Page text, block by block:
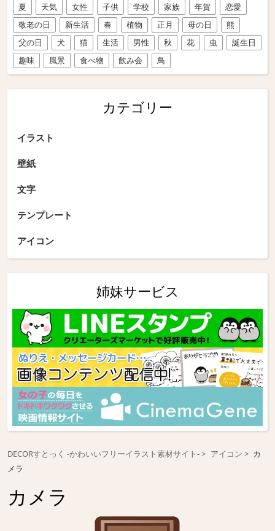
夏
天気 女性 子供 学校 家族 年賀
恋愛
敬老の日
新生活 春 植物 正月 母の日
熊
父の日
犬 猫 生活 男性 秋 花 虫
誕生日
趣味
風景 食べ物 飲み会 鳥
カテゴリー
イラスト
壁紙
文字
テンプレート
アイコン
姉妹サービス
DECORすとっく -かわいいフリーイラスト素材サイト- アイコン
カ
メラ
カメラ